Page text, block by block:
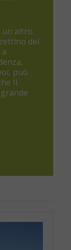
un altro
del
può
Il